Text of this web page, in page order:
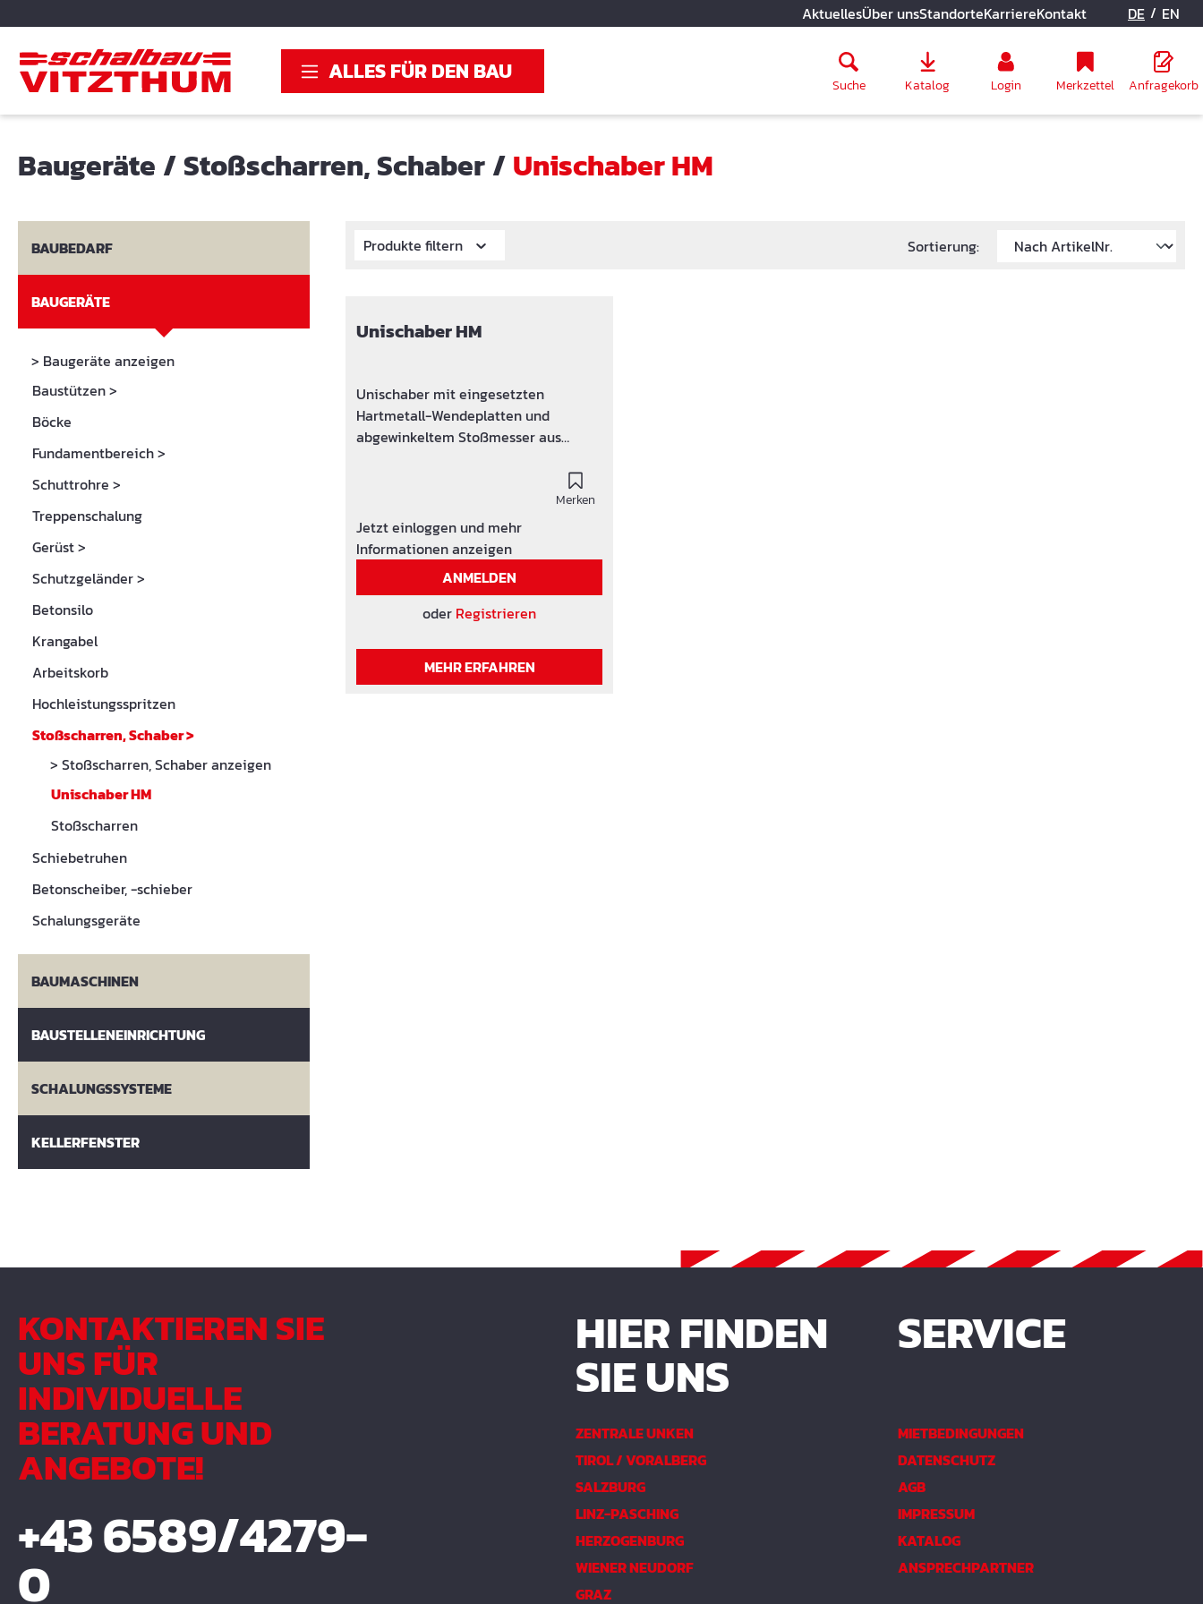
AktuellesÜber unsStandorteKarriereKontakt DE / EN
ALLES FÜR DEN BAU Suche Katalog Login Merkzettel Anfragekorb
Baugeräte /Stoßscharren, Schaber/Unischaber HM
BAUBEDARF
BAUGERÄTE
> Baugeräte anzeigen
Baustützen>
Böcke
Fundamentbereich>
Schuttrohre >
Treppenschalung
Gerüst>
Schutzgeländer>
Betonsilo
Krangabel
Arbeitskorb
Hochleistungsspritzen
Stoßscharren, Schaber>
> Stoßscharren, Schaber anzeigen
Unischaber HM
Stoßscharren
Schiebetruhen
Betonscheiber, -schieber
Schalungsgeräte
BAUMASCHINEN
BAUSTELLENEINRICHTUNG
SCHALUNGSSYSTEME
KELLERFENSTER
Produkte filtern Sortierung:
Unischaber HM
Unischaber mit eingesetzten
Hartmetall-Wendeplatten und
abgewinkeltem Stoßmesser aus
Merken
Jetzt einloggen und mehr
Informationen anzeigen
ANMELDEN
oder Registrieren
MEHR ERFAHREN
KONTAKTIEREN SIE
UNS FÜR
INDIVIDUELLE
BERATUNG UND
ANGEBOTE!
+43 6589/4279-
0
HIER FINDEN
SIE UNS
ZENTRALE UNKEN
TIROL / VORALBERG
SALZBURG
LINZ-PASCHING
HERZOGENBURG
WIENER NEUDORF
GRAZ
SERVICE
MIETBEDINGUNGEN
DATENSCHUTZ
AGB
IMPRESSUM
KATALOG
ANSPRECHPARTNER